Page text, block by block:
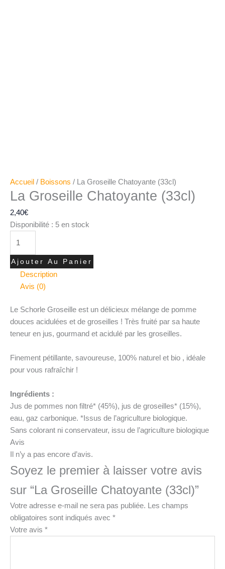
Accueil / Boissons / La Groseille Chatoyante (33cl)
La Groseille Chatoyante (33cl)
2,40€
Disponibilité : 5 en stock
Ajouter Au Panier
Description
Avis (0)
Le Schorle Groseille est un délicieux mélange de pomme
douces acidulées et de groseilles ! Très fruité par sa haute
teneur en jus, gourmand et acidulé par les groseilles.
Finement pétillante, savoureuse, 100% naturel et bio , idéale
pour vous rafraîchir !
Ingrédients :
Jus de pommes non filtré* (45%), jus de groseilles* (15%),
eau, gaz carbonique. *Issus de l’agriculture biologique.
Sans colorant ni conservateur, issu de l’agriculture biologique
Avis
Il n’y a pas encore d’avis.
Soyez le premier à laisser votre avis
sur “La Groseille Chatoyante (33cl)”
Votre adresse e-mail ne sera pas publiée. Les champs
obligatoires sont indiqués avec *
Votre avis *